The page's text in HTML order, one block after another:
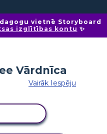
vietnē Storyboard
izglītības kontu ✨
Vairāk Iespēju